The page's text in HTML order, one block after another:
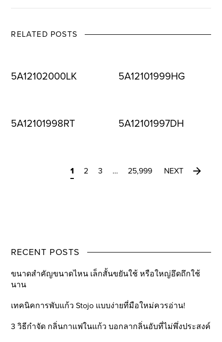
RELATED POSTS
5A12102000LK 5A12101999HG
5A12101998RT 5A12101997DH
1 2 3 … 25,999 NEXT
RECENT POSTS
ขนาดสำคัญขนาดไหน เล็กสั้นขยันใช้ หรือใหญ่อึดถึกใช้
นาน
เทคนิคการพับแก้ว Stojo แบบง่ายที่มือใหม่ควรอ่าน!
3 วิธีกำจัด กลิ่นกาแฟในแก้ว บอกลากลิ่นอับที่ไม่พึ่งประสงค์